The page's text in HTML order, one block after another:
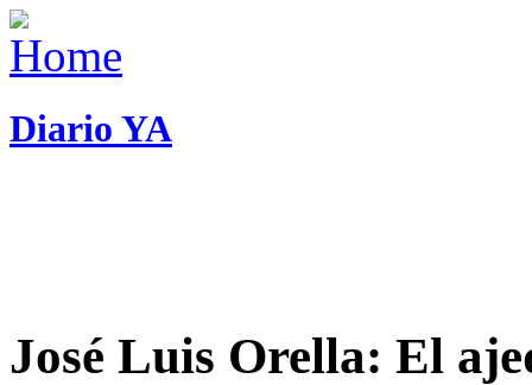
Diario YA
José Luis Orella: El